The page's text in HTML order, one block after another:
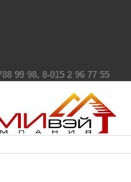
99 98, 8-015 2 96 77 55